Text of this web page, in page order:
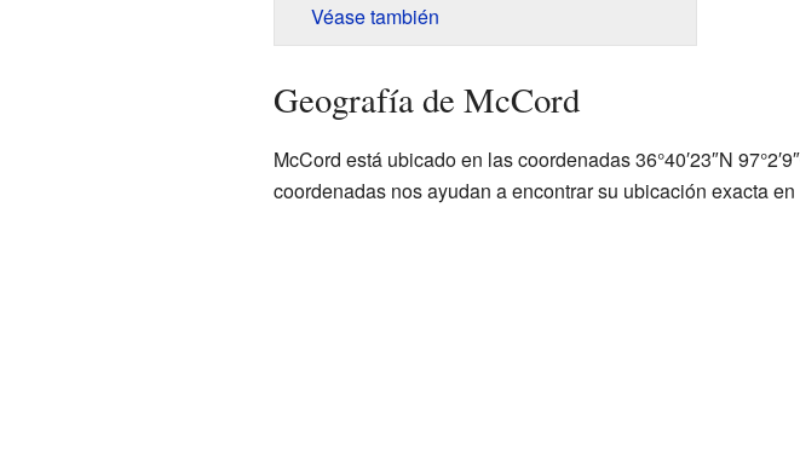
Véase también
Geografía de McCord
McCord está ubicado en las coordenadas 36°40′23″N
coordenadas nos ayudan a encontrar su ubicación exacta en